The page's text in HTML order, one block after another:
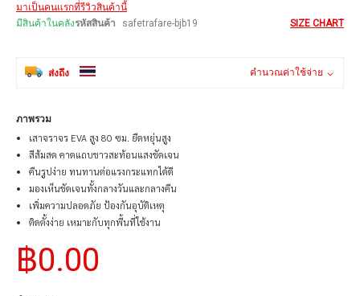
images
มาเป็นคนแรกที่รีวิวสินค้านี้
มีสินค้าในคลังรหัสสินค้า safetrafare-bjb19 SIZE CHART
ส่งถึง คำนวณค่าใช้จ่าย
ภาพรวม
เสาจราจร EVA สูง 80 ซม. ยืดหยุ่นสูง
สีส้มสด คาดแถบขาวสะท้อนแสงชัดเจน
คืนรูปง่าย ทนทานต่อแรงกระแทกได้ดี
มองเห็นชัดเจนทั้งกลางวันและกลางคืน
เพิ่มความปลอดภัย ป้องกันอุบัติเหตุ
ติดตั้งง่าย เหมาะกับทุกพื้นที่ใช้งาน
฿0.00